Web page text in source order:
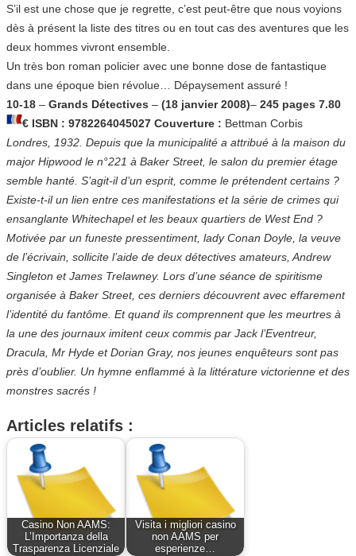
S’il est une chose que je regrette, c’est peut-être que nous voyions
dès à présent la liste des titres ou en tout cas des aventures que les
deux hommes vivront ensemble.
Un très bon roman policier avec une bonne dose de fantastique
dans une époque bien révolue… Dépaysement assuré !
10-18 – Grands Détectives – (18 janvier 2008)– 245 pages 7.80
€ ISBN : 9782264045027 Couverture : Bettman Corbis
Londres, 1932. Depuis que la municipalité a attribué à la maison du
major Hipwood le n°221 à Baker Street, le salon du premier étage
semble hanté. S’agit-il d’un esprit, comme le prétendent certains ?
Existe-t-il un lien entre ces manifestations et la série de crimes qui
ensanglante Whitechapel et les beaux quartiers de West End ?
Motivée par un funeste pressentiment, lady Conan Doyle, la veuve
de l’écrivain, sollicite l’aide de deux détectives amateurs, Andrew
Singleton et James Trelawney. Lors d’une séance de spiritisme
organisée à Baker Street, ces derniers découvrent avec effarement
l’identité du fantôme. Et quand ils comprennent que les meurtres à
la une des journaux imitent ceux commis par Jack l’Eventreur,
Dracula, Mr Hyde et Dorian Gray, nos jeunes enquêteurs sont pas
près d’oublier. Un hymne enflammé à la littérature victorienne et des
monstres sacrés !
Articles relatifs :
Casino Non AAMS:
L’Importanza della
Trasparenza Licenziale
Visita i migliori casino
non AAMS per
esperienze…